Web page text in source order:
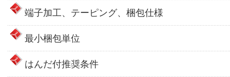
端子加工、テーピング、梱包仕様
最小梱包単位
はんだ付推奨条件